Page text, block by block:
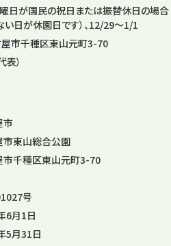
日が国民の祝日または振替休日の場合
日が休園日です）、12/29～1/1
市千種区東山元町3-70
）
市
市東山総合公園
市千種区東山元町3-70
号
6月1日
5月31日